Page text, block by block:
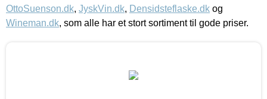
OttoSuenson.dk, JyskVin.dk, Densidsteflaske.dk og
Wineman.dk, som alle har et stort sortiment til gode priser.